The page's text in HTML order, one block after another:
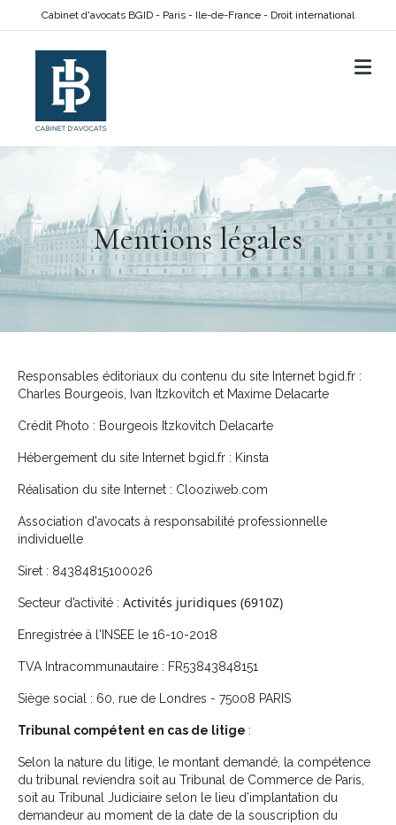
Cabinet d'avocats BGID - Paris - Ile-de-France - Droit international
Mentions légales
Responsables éditoriaux du contenu du site Internet bgid.fr :
Charles Bourgeois, Ivan Itzkovitch et Maxime Delacarte
Crédit Photo : Bourgeois Itzkovitch Delacarte
Hébergement du site Internet bgid.fr : Kinsta
Réalisation du site Internet : Clooziweb.com
Association d'avocats à responsabilité professionnelle
individuelle
Siret : 84384815100026
Secteur d’activité : Activités juridiques (6910Z)
Enregistrée à l'INSEE le 16-10-2018
TVA Intracommunautaire : FR53843848151
Siège social : 60, rue de Londres - 75008 PARIS
Tribunal compétent en cas de litige :
Selon la nature du litige, le montant demandé, la compétence
du tribunal reviendra soit au Tribunal de Commerce de Paris,
soit au Tribunal Judiciaire selon le lieu d’implantation du
demandeur au moment de la date de la souscription du